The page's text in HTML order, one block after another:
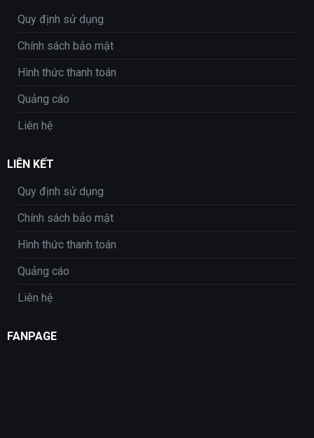
Quy định sử dụng
Chính sách bảo mật
Hình thức thanh toán
Quảng cáo
Liên hệ
LIÊN KẾT
Quy định sử dụng
Chính sách bảo mật
Hình thức thanh toán
Quảng cáo
Liên hệ
FANPAGE